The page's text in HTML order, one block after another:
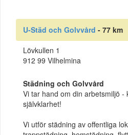
U-Städ och Golvvård - 77 km
Lövkullen 1
912 99 Vilhelmina
Städning och Golvvård
Vi tar hand om din arbetsmiljö -
självklarhet!
Vi utför städning av offentliga